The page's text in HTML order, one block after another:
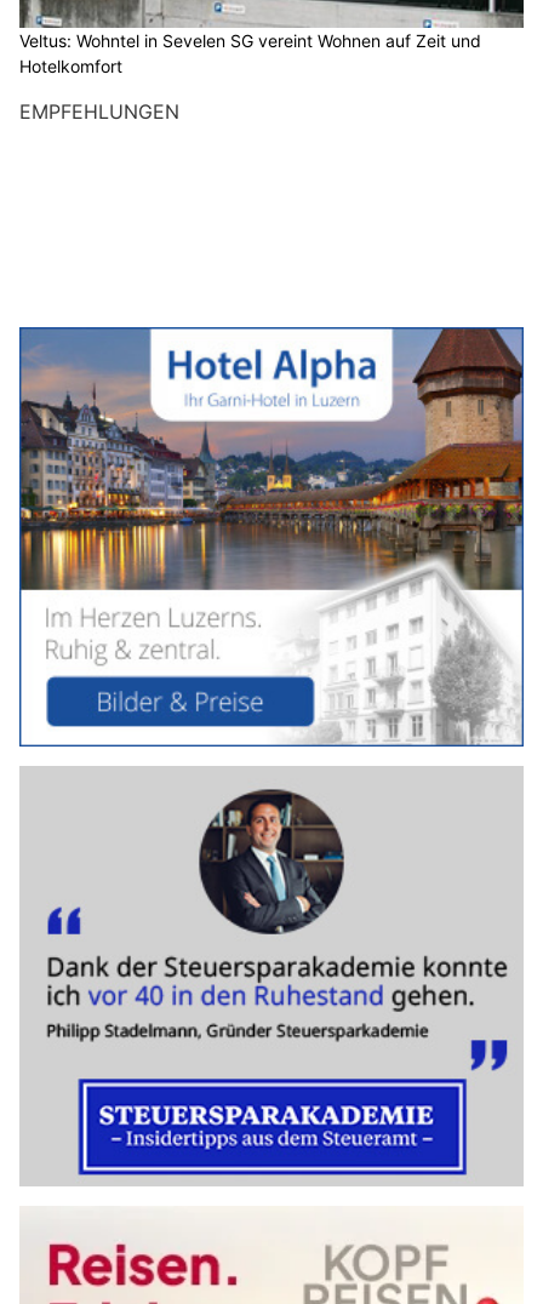
Veltus: Wohntel in Sevelen SG vereint Wohnen auf Zeit und
Hotelkomfort
EMPFEHLUNGEN